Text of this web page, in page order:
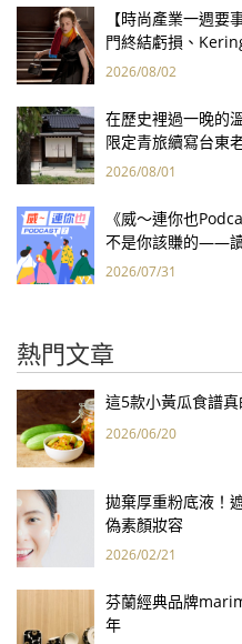
【時尚產業一週
門終結虧損、
報亮眼
2026/08/02
在歷史裡過一晚的
限定青旅續寫台東
2026/08/01
《威～連你也
不是你該賺的——讀
2026/07/31
熱門文章
這5款小黃瓜食譜
2026/06/20
拋棄厚重粉底液！
偽素顏妝容
2026/02/21
芬蘭經典品牌
年